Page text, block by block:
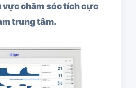
vực chăm sóc tích cực
trung tâm.